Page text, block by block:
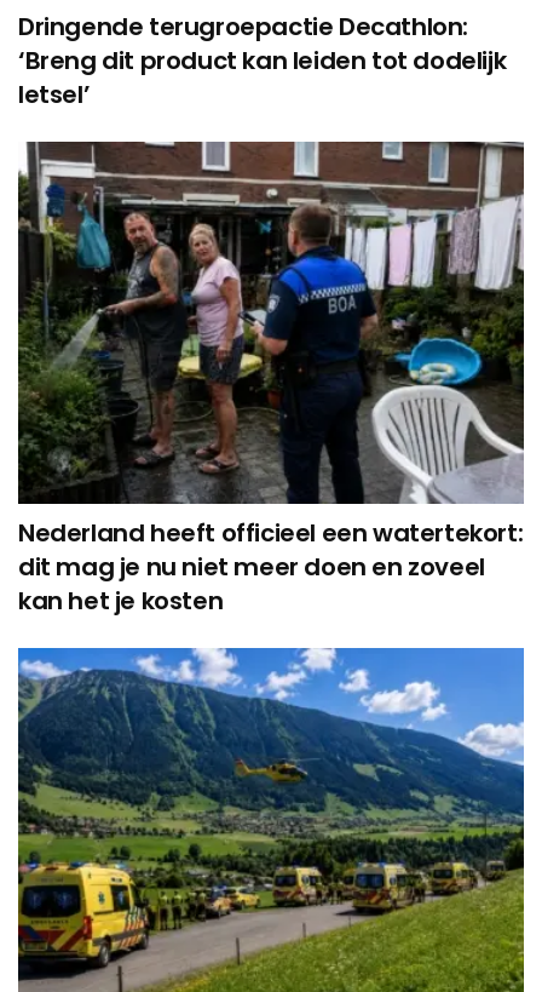
Dringende terugroepactie Decathlon:
‘Breng dit product kan leiden tot dodelijk
letsel’
Nederland heeft officieel een watertekort:
dit mag je nu niet meer doen en zoveel
kan het je kosten